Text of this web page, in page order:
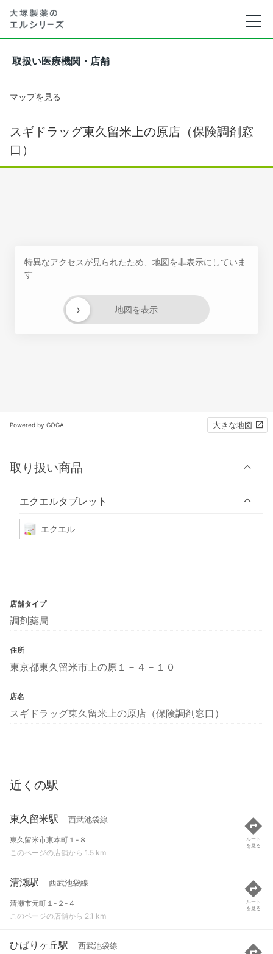
取扱い医療機関・店舗
マップを見る
スギドラッグ東久留米上の原店（保険調剤窓
口）
特異なアクセスが見られたため、地図を非表示にしていま
す
地図を表示
›
Powered by GOGA 大きな地図
取り扱い商品
エクエルタブレット
エクエル
店舗タイプ
調剤薬局
住所
東京都東久留米市上の原１－４－１０
店名
スギドラッグ東久留米上の原店（保険調剤窓口）
近くの駅
東久留米駅 西武池袋線
東久留米市東本町１-８
このページの店舗から 1.5 km
ルート
を見る
清瀬駅 西武池袋線
清瀬市元町１-２-４
このページの店舗から 2.1 km
ルート
を見る
ひばりヶ丘駅 西武池袋線